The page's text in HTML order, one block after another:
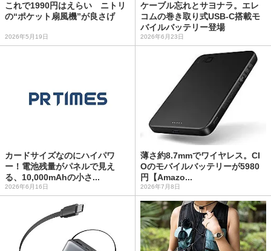
これで1990円はえらい ニトリ
の“ポケット扇風機”が良さげ
2026年5月19日
ケーブル忘れとサヨナラ。エレ
コムの巻き取り式USB-C搭載モ
バイルバッテリー登場
2026年6月23日
カードサイズなのにハイパワ
ー！電池残量がパネルで見え
る、10,000mAhの小さ...
2026年6月16日
薄さ約8.7mmでワイヤレス。CI
Oのモバイルバッテリーが5980
円【Amazo...
2026年7月8日